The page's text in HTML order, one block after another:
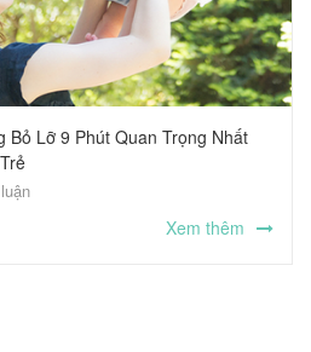
Lỡ 9 Phút Quan Trọng Nhất
Xem thêm